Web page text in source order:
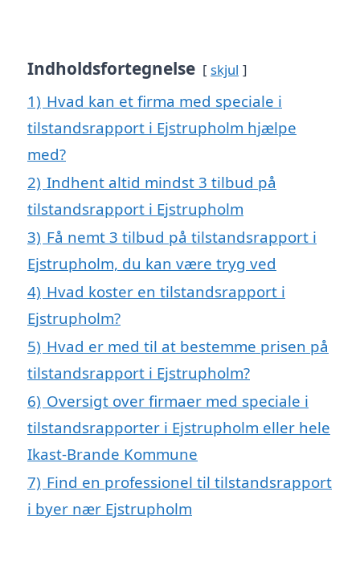
Indholdsfortegnelse skjul
1) Hvad kan et firma med speciale i
tilstandsrapport i Ejstrupholm hjælpe
med?
2) Indhent altid mindst 3 tilbud på
tilstandsrapport i Ejstrupholm
3) Få nemt 3 tilbud på tilstandsrapport i
Ejstrupholm, du kan være tryg ved
4) Hvad koster en tilstandsrapport i
Ejstrupholm?
5) Hvad er med til at bestemme prisen på
tilstandsrapport i Ejstrupholm?
6) Oversigt over firmaer med speciale i
tilstandsrapporter i Ejstrupholm eller hele
Ikast-Brande Kommune
7) Find en professionel til tilstandsrapport
i byer nær Ejstrupholm